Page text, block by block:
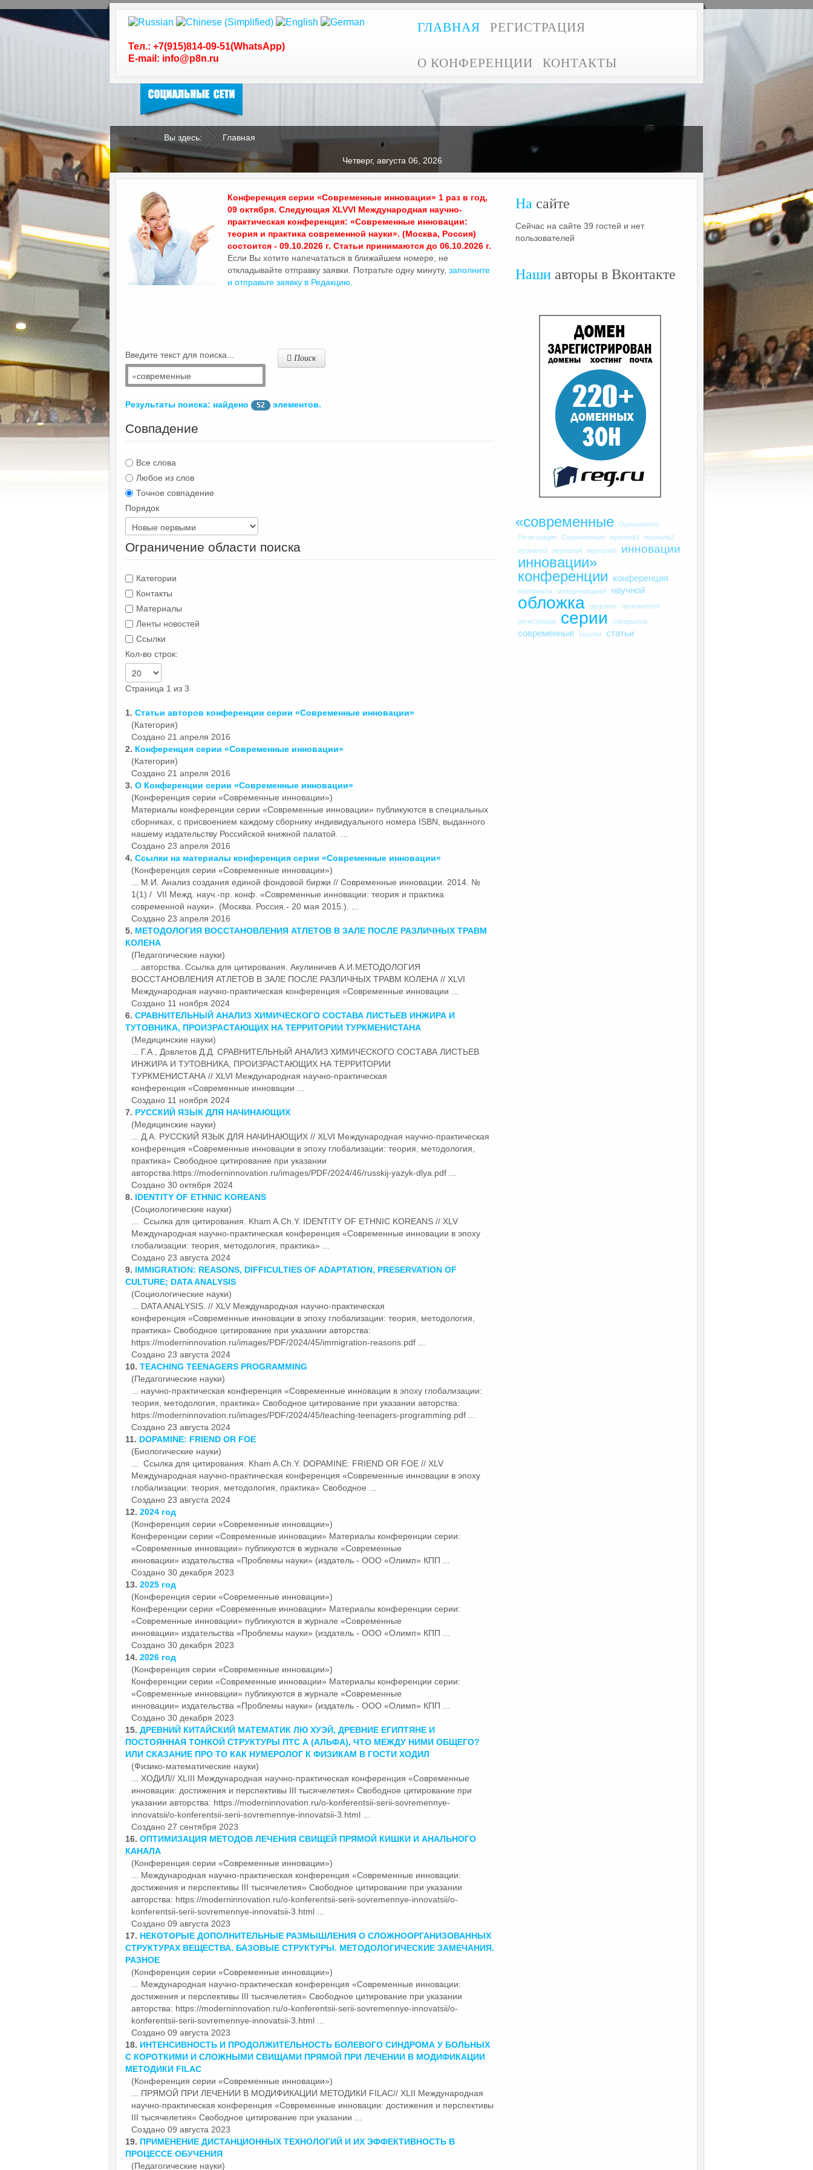
Тел.: +7(915)814-09-51(WhatsApp)
E-mail: info@p8n.ru
ГЛАВНАЯ РЕГИСТРАЦИЯ
О КОНФЕРЕНЦИИ КОНТАКТЫ
Следуйте за нами в
.
Вы здесь: Главная
Четверг, августа 06, 2026
Конференция серии «Современные инновации» 1 раз в год,
09 октября. Следующая XLVVI Международная научно-
практическая конференция: «Современные инновации:
теория и практика современной науки». (Москва, Россия)
состоится - 09.10.2026 г. Статьи принимаются до 06.10.2026 г.
Если Вы хотите напечататься в ближайшем номере, не
откладывайте отправку заявки. Потратьте одну минуту, заполните
и отправьте заявку в Редакцию.
Введите текст для поиска... Поиск
Результаты поиска: найдено 52 элементов.
Совпадение
Все слова
Любое из слов
Точное совпадение
Порядок
Ограничение области поиска
Категории
Контакты
Материалы
Ленты новостей
Ссылки
Кол-во строк:
Страница 1 из 3
1. Статьи авторов конференции серии «Современные инновации»
(Категория)
Создано 21 апреля 2016
2. Конференция серии «Современные инновации»
(Категория)
Создано 21 апреля 2016
3. О Конференции серии «Современные инновации»
(Конференция серии «Современные инновации»)
Материалы конференции серии «Современные инновации» публикуются в специальных
сборниках, с присвоением каждому сборнику индивидуального номера ISBN, выданного
нашему издательству Российской книжной палатой. ...
Создано 23 апреля 2016
4. Ссылки на материалы конференция серии «Современные инновации»
(Конференция серии «Современные инновации»)
... М.И. Анализ создания единой фондовой биржи // Современные инновации. 2014. №
1(1) / VII Межд. науч.-пр. конф. «Современные инновации: теория и практика
современной науки». (Москва. Россия.- 20 мая 2015.). ...
Создано 23 апреля 2016
5. МЕТОДОЛОГИЯ ВОССТАНОВЛЕНИЯ АТЛЕТОВ В ЗАЛЕ ПОСЛЕ РАЗЛИЧНЫХ ТРАВМ
КОЛЕНА
(Педагогические науки)
... авторства. Ссылка для цитирования. Акулиничев А.И.МЕТОДОЛОГИЯ
ВОССТАНОВЛЕНИЯ АТЛЕТОВ В ЗАЛЕ ПОСЛЕ РАЗЛИЧНЫХ ТРАВМ КОЛЕНА // XLVI
Международная научно-практическая конференция «Современные инновации ...
Создано 11 ноября 2024
6. СРАВНИТЕЛЬНЫЙ АНАЛИЗ ХИМИЧЕСКОГО СОСТАВА ЛИСТЬЕВ ИНЖИРА И
ТУТОВНИКА, ПРОИЗРАСТАЮЩИХ НА ТЕРРИТОРИИ ТУРКМЕНИСТАНА
(Медицинские науки)
... Г.А., Довлетов Д.Д. СРАВНИТЕЛЬНЫЙ АНАЛИЗ ХИМИЧЕСКОГО СОСТАВА ЛИСТЬЕВ
ИНЖИРА И ТУТОВНИКА, ПРОИЗРАСТАЮЩИХ НА ТЕРРИТОРИИ
ТУРКМЕНИСТАНА // XLVI Международная научно-практическая
конференция «Современные инновации ...
Создано 11 ноября 2024
7. РУССКИЙ ЯЗЫК ДЛЯ НАЧИНАЮЩИХ
(Медицинские науки)
... Д.А. РУССКИЙ ЯЗЫК ДЛЯ НАЧИНАЮЩИХ // XLVI Международная научно-практическая
конференция «Современные инновации в эпоху глобализации: теория, методология,
практика» Свободное цитирование при указании
авторства:https://moderninnovation.ru/images/PDF/2024/46/russkij-yazyk-dlya.pdf ...
Создано 30 октября 2024
8. IDENTITY OF ETHNIC KOREANS
(Социологические науки)
... Ссылка для цитирования. Kham A.Ch.Y. IDENTITY OF ETHNIC KOREANS // XLV
Международная научно-практическая конференция «Современные инновации в эпоху
глобализации: теория, методология, практика» ...
Создано 23 августа 2024
9. IMMIGRATION: REASONS, DIFFICULTIES OF ADAPTATION, PRESERVATION OF
CULTURE; DATA ANALYSIS
(Социологические науки)
... DATA ANALYSIS. // XLV Международная научно-практическая
конференция «Современные инновации в эпоху глобализации: теория, методология,
практика» Свободное цитирование при указании авторства:
https://moderninnovation.ru/images/PDF/2024/45/immigration-reasons.pdf ...
Создано 23 августа 2024
10. TEACHING TEENAGERS PROGRAMMING
(Педагогические науки)
... научно-практическая конференция «Современные инновации в эпоху глобализации:
теория, методология, практика» Свободное цитирование при указании авторства:
https://moderninnovation.ru/images/PDF/2024/45/teaching-teenagers-programming.pdf ...
Создано 23 августа 2024
11. DOPAMINE: FRIEND OR FOE
(Биологические науки)
... Ссылка для цитирования. Kham A.Ch.Y. DOPAMINE: FRIEND OR FOE // XLV
Международная научно-практическая конференция «Современные инновации в эпоху
глобализации: теория, методология, практика» Свободное ...
Создано 23 августа 2024
12. 2024 год
(Конференция серии «Современные инновации»)
Конференции серии «Современные инновации» Материалы конференции серии:
«Современные инновации» публикуются в журнале «Современные
инновации» издательства «Проблемы науки» (издатель - ООО «Олимп» КПП ...
Создано 30 декабря 2023
13. 2025 год
(Конференция серии «Современные инновации»)
Конференции серии «Современные инновации» Материалы конференции серии:
«Современные инновации» публикуются в журнале «Современные
инновации» издательства «Проблемы науки» (издатель - ООО «Олимп» КПП ...
Создано 30 декабря 2023
14. 2026 год
(Конференция серии «Современные инновации»)
Конференции серии «Современные инновации» Материалы конференции серии:
«Современные инновации» публикуются в журнале «Современные
инновации» издательства «Проблемы науки» (издатель - ООО «Олимп» КПП ...
Создано 30 декабря 2023
15. ДРЕВНИЙ КИТАЙСКИЙ МАТЕМАТИК ЛЮ ХУЭЙ, ДРЕВНИЕ ЕГИПТЯНЕ И
ПОСТОЯННАЯ ТОНКОЙ СТРУКТУРЫ ПТС Α (АЛЬФА), ЧТО МЕЖДУ НИМИ ОБЩЕГО?
ИЛИ СКАЗАНИЕ ПРО ТО КАК НУМЕРОЛОГ К ФИЗИКАМ В ГОСТИ ХОДИЛ
(Физико-математические науки)
... ХОДИЛ// XLIII Международная научно-практическая конференция «Современные
инновации: достижения и перспективы III тысячелетия» Свободное цитирование при
указании авторства: https://moderninnovation.ru/o-konferentsii-serii-sovremennye-
innovatsii/o-konferentsii-serii-sovremennye-innovatsii-3.html ...
Создано 27 сентября 2023
16. ОПТИМИЗАЦИЯ МЕТОДОВ ЛЕЧЕНИЯ СВИЩЕЙ ПРЯМОЙ КИШКИ И АНАЛЬНОГО
КАНАЛА
(Конференция серии «Современные инновации»)
... Международная научно-практическая конференция «Современные инновации:
достижения и перспективы III тысячелетия» Свободное цитирование при указании
авторства: https://moderninnovation.ru/o-konferentsii-serii-sovremennye-innovatsii/o-
konferentsii-serii-sovremennye-innovatsii-3.html ...
Создано 09 августа 2023
17. НЕКОТОРЫЕ ДОПОЛНИТЕЛЬНЫЕ РАЗМЫШЛЕНИЯ О СЛОЖНООРГАНИЗОВАННЫХ
СТРУКТУРАХ ВЕЩЕСТВА. БАЗОВЫЕ СТРУКТУРЫ. МЕТОДОЛОГИЧЕСКИЕ ЗАМЕЧАНИЯ.
РАЗНОЕ
(Конференция серии «Современные инновации»)
... Международная научно-практическая конференция «Современные инновации:
достижения и перспективы III тысячелетия» Свободное цитирование при указании
авторства: https://moderninnovation.ru/o-konferentsii-serii-sovremennye-innovatsii/o-
konferentsii-serii-sovremennye-innovatsii-3.html ...
Создано 09 августа 2023
18. ИНТЕНСИВНОСТЬ И ПРОДОЛЖИТЕЛЬНОСТЬ БОЛЕВОГО СИНДРОМА У БОЛЬНЫХ
С КОРОТКИМИ И СЛОЖНЫМИ СВИЩАМИ ПРЯМОЙ ПРИ ЛЕЧЕНИИ В МОДИФИКАЦИИ
МЕТОДИКИ FILAC
(Конференция серии «Современные инновации»)
... ПРЯМОЙ ПРИ ЛЕЧЕНИИ В МОДИФИКАЦИИ МЕТОДИКИ FILAC// XLII Международная
научно-практическая конференция «Современные инновации: достижения и перспективы
III тысячелетия» Свободное цитирование при указании ...
Создано 09 августа 2023
19. ПРИМЕНЕНИЕ ДИСТАНЦИОННЫХ ТЕХНОЛОГИЙ И ИХ ЭФФЕКТИВНОСТЬ В
ПРОЦЕССЕ ОБУЧЕНИЯ
(Педагогические науки)
На сайте
Сейчас на сайте 39 гостей и нет
пользователей
Наши авторы в Вконтакте
«современные
Оргкомитете
Регистрация
Современные журнала1
журнала2
журнала3
журнала4 журнала5 инновации
инновации»
конференции
конференция
материалы международная научной
обложка оргвзнос оргкомитете
регистрация серии совершена
современные ссылки статьи